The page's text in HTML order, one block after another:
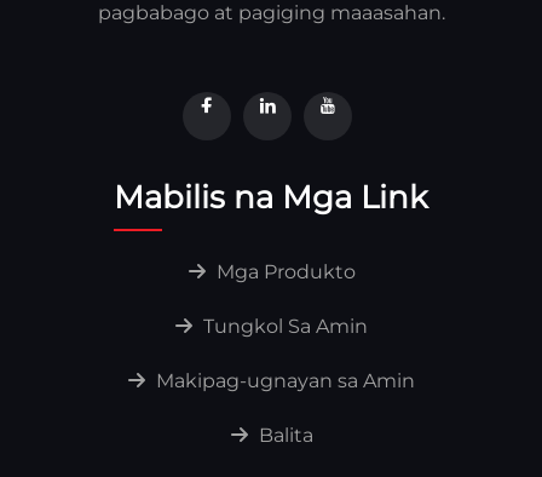
pagbabago at pagiging maaasahan.
Mabilis na Mga Link
Mga Produkto
Tungkol Sa Amin
Makipag-ugnayan sa Amin
Balita